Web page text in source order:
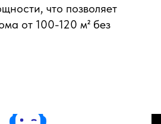
что позволяет
от 100-120 м² без